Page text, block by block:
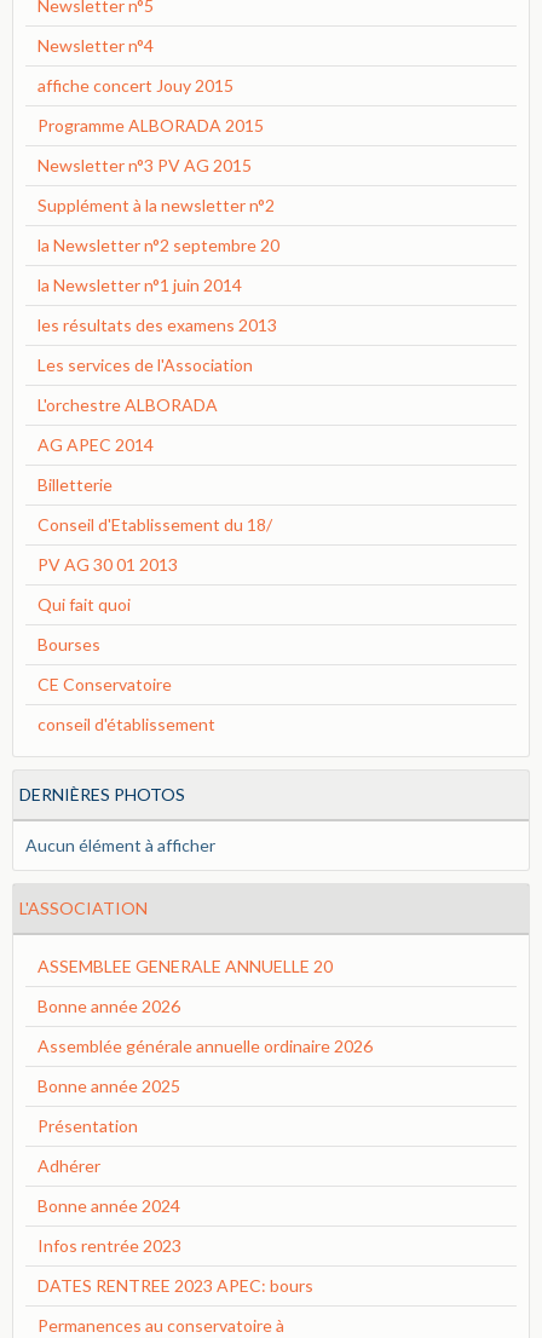
Newsletter n°5
Newsletter n°4
affiche concert Jouy 2015
Programme ALBORADA 2015
Newsletter n°3 PV AG 2015
Supplément à la newsletter n°2
la Newsletter n°2 septembre 20
la Newsletter n°1 juin 2014
les résultats des examens 2013
Les services de l'Association
L'orchestre ALBORADA
AG APEC 2014
Billetterie
Conseil d'Etablissement du 18/
PV AG 30 01 2013
Qui fait quoi
Bourses
CE Conservatoire
conseil d'établissement
DERNIÈRES PHOTOS
Aucun élément à afficher
L'ASSOCIATION
ASSEMBLEE GENERALE ANNUELLE 20
Bonne année 2026
Assemblée générale annuelle ordinaire 2026
Bonne année 2025
Présentation
Adhérer
Bonne année 2024
Infos rentrée 2023
DATES RENTREE 2023 APEC: bours
Permanences au conservatoire à